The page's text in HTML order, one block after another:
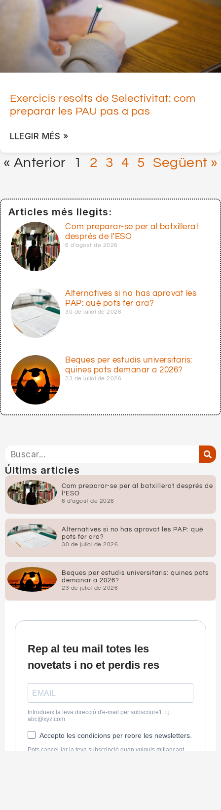
Exercicis resolts de Selectivitat: com
preparar les PAU pas a pas
LLEGIR MÉS »
« Anterior 1 2 3 4 5 Següent »
Articles més llegits:
Com preparar-se per al batxillerat
després de l’ESO
6 d'agost de 2026
Alternatives si no has aprovat les
PAP: què pots fer ara?
30 de juliol de 2026
Beques per estudis universitaris:
quines pots demanar a 2026?
23 de juliol de 2026
Últims articles
Com preparar-se per al batxillerat després de
l’ESO
6 d'agost de 2026
Alternatives si no has aprovat les PAP: què
pots fer ara?
30 de juliol de 2026
Beques per estudis universitaris: quines pots
demanar a 2026?
23 de juliol de 2026